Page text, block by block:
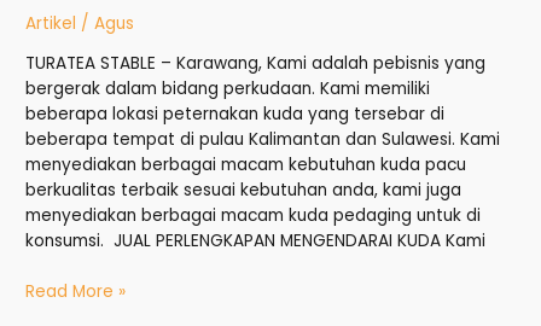
Artikel /Agus
TURATEA STABLE – Karawang, Kami adalah pebisnis yang
bergerak dalam bidang perkudaan. Kami memiliki
beberapa lokasi peternakan kuda yang tersebar di
beberapa tempat di pulau Kalimantan dan Sulawesi. Kami
menyediakan berbagai macam kebutuhan kuda pacu
berkualitas terbaik sesuai kebutuhan anda, kami juga
menyediakan berbagai macam kuda pedaging untuk di
konsumsi. JUAL PERLENGKAPAN MENGENDARAI KUDA Kami
Read More »